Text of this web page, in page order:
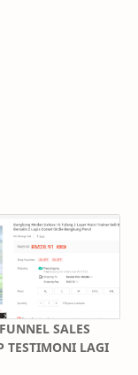
SALES
TESTIMONI LAGI